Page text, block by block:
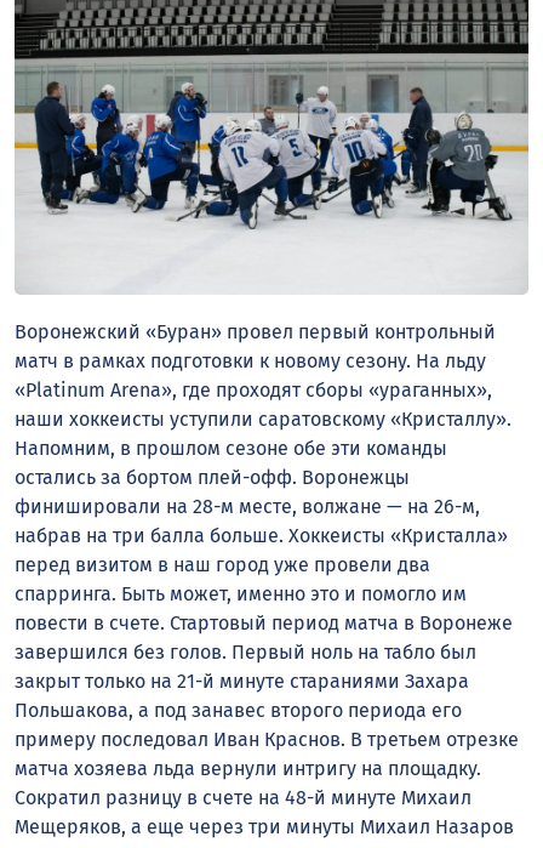
Воронежский «Буран» провел первый контрольный
матч в рамках подготовки к новому сезону. На льду
«Platinum Arena», где проходят сборы «ураганных»,
наши хоккеисты уступили саратовскому «Кристаллу».
Напомним, в прошлом сезоне обе эти команды
остались за бортом плей-офф. Воронежцы
финишировали на 28-м месте, волжане — на 26-м,
набрав на три балла больше. Хоккеисты «Кристалла»
перед визитом в наш город уже провели два
спарринга. Быть может, именно это и помогло им
повести в счете. Стартовый период матча в Воронеже
завершился без голов. Первый ноль на табло был
закрыт только на 21-й минуте стараниями Захара
Польшакова, а под занавес второго периода его
примеру последовал Иван Краснов. В третьем отрезке
матча хозяева льда вернули интригу на площадку.
Сократил разницу в счете на 48-й минуте Михаил
Мещеряков, а еще через три минуты Михаил Назаров